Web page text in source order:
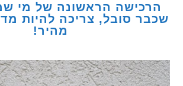
הראשונה של מי שמודע
סובל, צריכה להיות מד
מהיר!